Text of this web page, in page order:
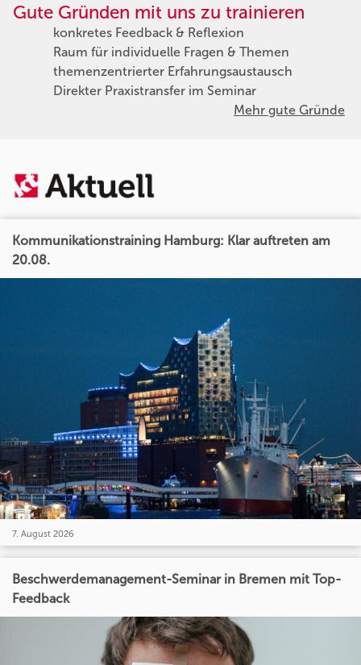
Gute Gründen mit uns zu trainieren
konkretes Feedback & Reflexion
Raum für individuelle Fragen & Themen
themenzentrierter Erfahrungsaustausch
Direkter Praxistransfer im Seminar
Mehr gute Gründe
Kommunikationstraining Hamburg: Klar auftreten am
20.08.
7. August 2026
Beschwerdemanagement-Seminar in Bremen mit Top-
Feedback